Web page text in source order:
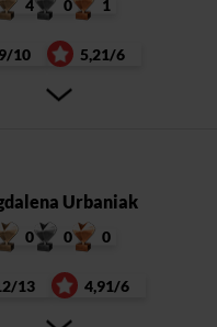
4 0 1
9/10 5,21/6
Urbaniak
0 0 0
13 4,91/6